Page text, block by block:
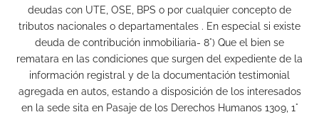
deudas con UTE, OSE, BPS o por cualquier concepto de
tributos nacionales o departamentales . En especial si existe
deuda de contribución inmobiliaria- 8°) Que el bien se
rematara en las condiciones que surgen del expediente de la
información registral y de la documentación testimonial
agregada en autos, estando a disposición de los interesados
en la sede sita en Pasaje de los Derechos Humanos 1309, 1°